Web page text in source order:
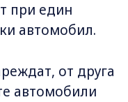
при един
автомобил.
от друга
автомобили